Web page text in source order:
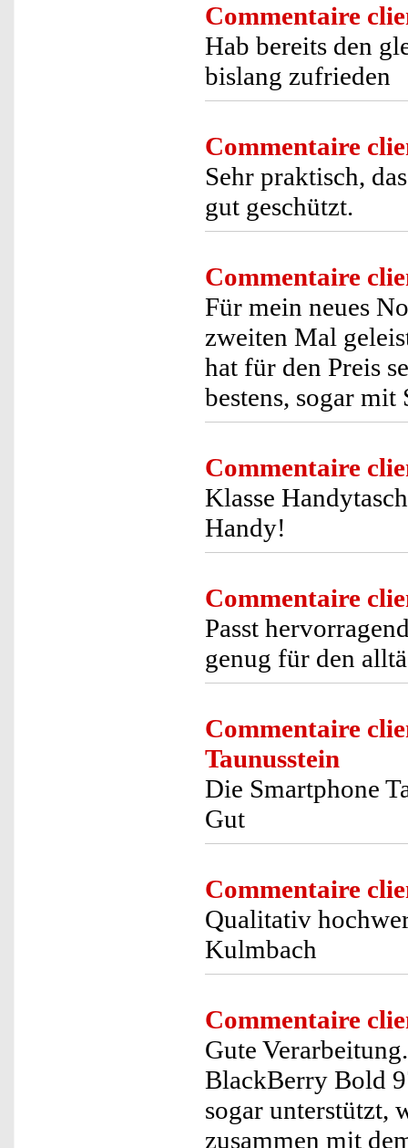
Commentaire
Hab bereits den
bislang zufrieden
Commentaire
Sehr praktisch,
gut geschützt.
Commentaire
Für mein neues
zweiten Mal
hat für den Preis
bestens, sogar
Commentaire
Klasse
Handy!
Commentaire
Passt
genug für den
Commentaire
Taunusstein
Die Smartphone
Gut
Commentaire
Qualitativ
Kulmbach
Commentaire
Gute
BlackBerry Bold
sogar unterstützt,
zusammen mit